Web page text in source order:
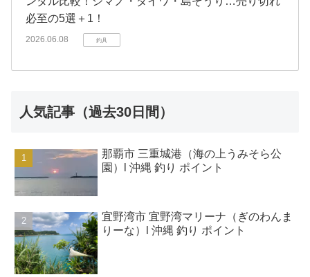
必至の5選＋1！
2026.06.08 釣具
人気記事（過去30日間）
那覇市 三重城港（海の上うみそら公
園）l 沖縄 釣り ポイント
宜野湾市 宜野湾マリーナ（ぎのわんま
りーな）l 沖縄 釣り ポイント